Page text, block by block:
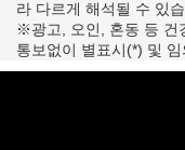
라 다르게 해석될 수 있
※광고, 오인, 혼동 등 건
통보없이 별표시(*) 및